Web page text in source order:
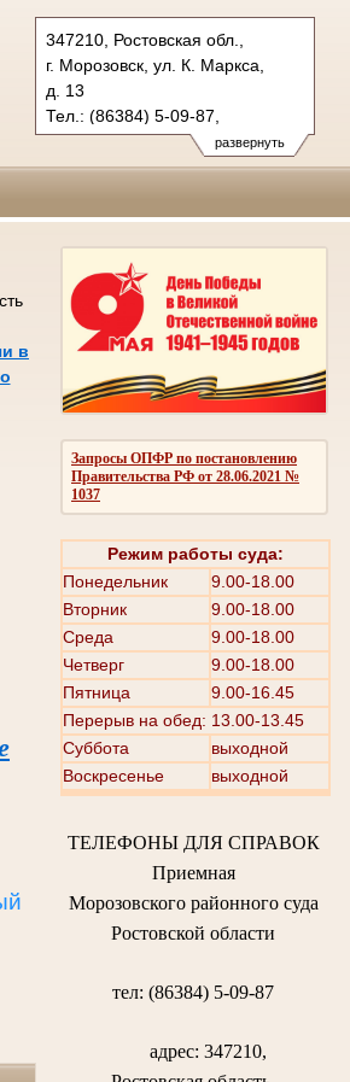
развернуть
347210, Ростовская обл.,
г. Морозовск, ул. К. Маркса,
д. 13
Тел.: (86384) 5-09-87,
(86389) 2-12-51
morozovsky.ros@sudrf.ru
Запросы ОПФР по постановлению
Правительства РФ от 28.06.2021 №
1037
Режим работы суда:
Понедельник
9.00-18.00
Вторник
9.00-18.00
Среда
9.00-18.00
Четверг
9.00-18.00
Пятница
9.00-16.45
Перерыв на обед: 13.00-13.45
Суббота
выходной
Воскресенье
выходной
ТЕЛЕФОНЫ ДЛЯ СПРАВОК
Приемная
Морозовского районного суда
Ростовской области
тел: (86384) 5-09-87
адрес: 347210,
в